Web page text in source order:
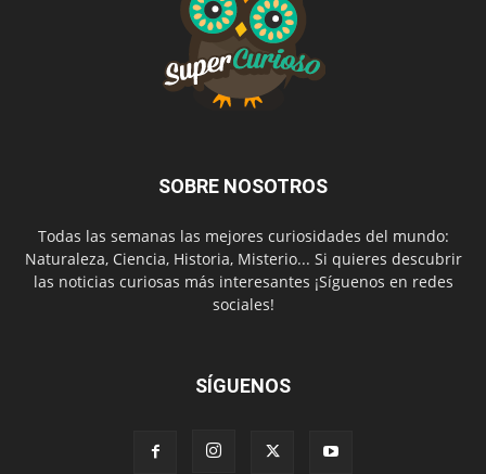
SOBRE NOSOTROS
Todas las semanas las mejores curiosidades del mundo:
Naturaleza, Ciencia, Historia, Misterio... Si quieres descubrir
las noticias curiosas más interesantes ¡Síguenos en redes
sociales!
SÍGUENOS